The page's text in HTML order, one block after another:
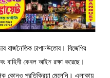
রাজনৈতিক চাপানউতোর। বিজেপির
বাহিনী কেবল আইন রক্ষা করেছে।
কোনও প্রতিক্রিয়া মেলেনি। এলাকায়